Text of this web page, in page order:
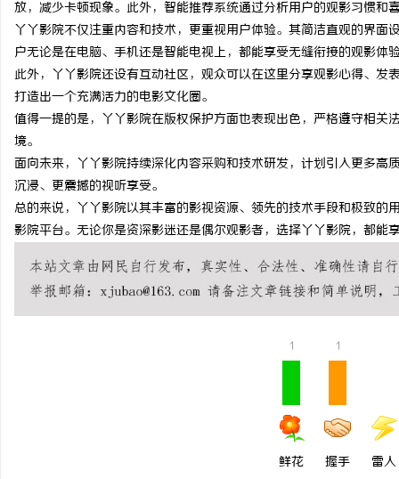
放，减少卡顿现象。此外，智能推荐系统通过分析用户的观影习惯
丫丫影院不仅注重内容和技术，更重视用户体验。其简洁直观的界
户无论是在电脑、手机还是智能电视上，都能享受无缝衔接的观影体
此外，丫丫影院还设有互动社区，观众可以在这里分享观影心得、
打造出一个充满活力的电影文化圈。
值得一提的是，丫丫影院在版权保护方面也表现出色，严格遵守相
境。
面向未来，丫丫影院持续深化内容采购和技术研发，计划引入更多
沉浸、更震撼的视听享受。
总的来说，丫丫影院以其丰富的影视资源、领先的技术手段和极致
影院平台。无论你是资深影迷还是偶尔观影者，选择丫丫影院，都能
1
鲜花
1
握手 雷人
770PF-200纯树脂细粉